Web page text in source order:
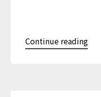
Continue reading